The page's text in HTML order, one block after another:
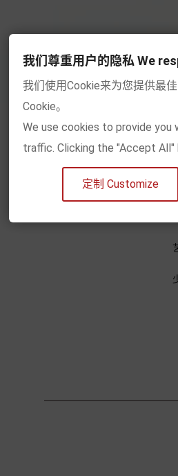
年龄分类
0-3岁
3-6岁
6-14岁
我们尊重用户的隐私 We
我们使用Cookie来为您提供最
Cookie。
We use cookies to provide you
traffic. Clicking the "Accept
定制 Customize